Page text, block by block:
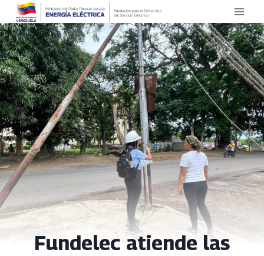
Saltar
contenido
Fundelec atiende las